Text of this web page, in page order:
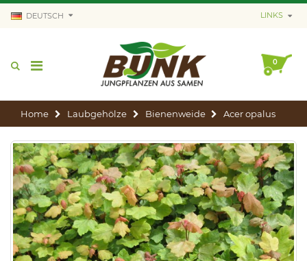
DEUTSCH LINKS
0
Home Laubgehölze Bienenweide Acer opalus